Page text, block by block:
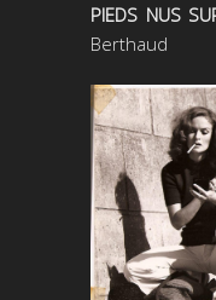
PIEDS NUS
Berthaud